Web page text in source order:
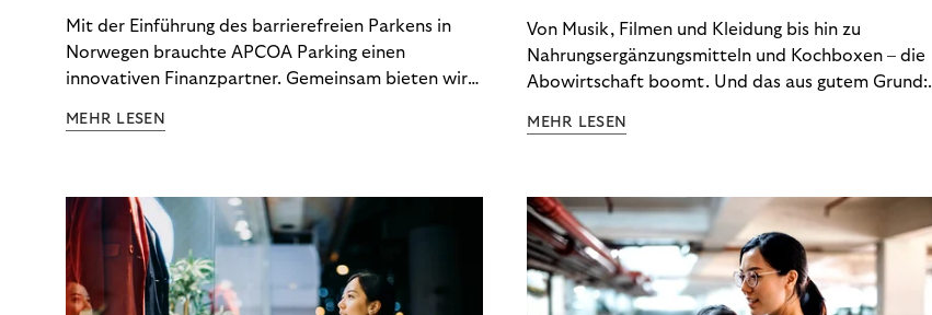
Mit der Einführung des barrierefreien Parkens in
Norwegen brauchte APCOA Parking einen
innovativen Finanzpartner. Gemeinsam bieten wir
Erlebnis.
MEHR LESEN
Von Musik, Filmen und Kleidung bis hin zu
Nahrungsergänzungsmitteln und Kochboxen – die
Abowirtschaft boomt. Und das aus gutem Grund:
wünschen. Sie ermöglichen es uns, Produkte und
das Potenzial von Abonnements schon für sich
entdeckt. Und das neue Geschäftsmodell rentiert
sich. Doch was genau können Sie tun, um
Abozahlungen für Ihren Erfolg zu nutzen?
MEHR LESEN